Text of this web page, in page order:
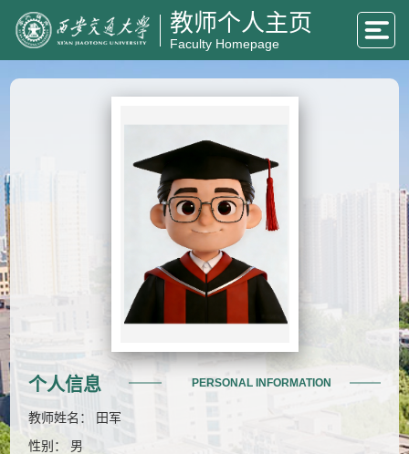
教师个人主页
Faculty Homepage
个人信息 PERSONAL INFORMATION
教师姓名： 田军
性别： 男